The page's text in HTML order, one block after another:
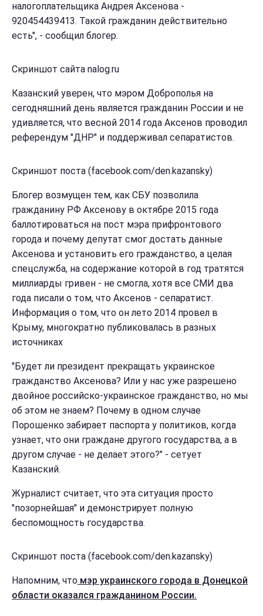
налогоплательщика Андрея Аксенова -
920454439413. Такой гражданин действительно
есть", - сообщил блогер.
Скриншот сайта nalog.ru
Казанский уверен, что мэром Доброполья на
сегодняшний день является гражданин России и не
удивляется, что весной 2014 года Аксенов проводил
референдум "ДНР" и поддерживал сепаратистов.
Скриншот поста (facebook.com/den.kazansky)
Блогер возмущен тем, как СБУ позволила
гражданину РФ Аксенову в октябре 2015 года
баллотироваться на пост мэра прифронтового
города и почему депутат смог достать данные
Аксенова и установить его гражданство, а целая
спецслужба, на содержание которой в год тратятся
миллиарды гривен - не смогла, хотя все СМИ два
года писали о том, что Аксенов - сепаратист.
Информация о том, что он лето 2014 провел в
Крыму, многократно публиковалась в разных
источниках
"Будет ли президент прекращать украинское
гражданство Аксенова? Или у нас уже разрешено
двойное российско-украинское гражданство, но мы
об этом не знаем? Почему в одном случае
Порошенко забирает паспорта у политиков, когда
узнает, что они граждане другого государства, а в
другом случае - не делает этого?" - сетует
Казанский.
Журналист считает, что эта ситуация просто
"позорнейшая" и демонстрирует полную
беспомощность государства.
Скриншот поста (facebook.com/den.kazansky)
Напомним, что мэр украинского города в Донецкой
области оказался гражданином России.